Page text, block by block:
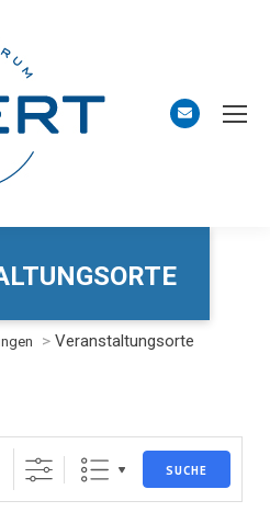
Veranstaltungsorte
SUCHE